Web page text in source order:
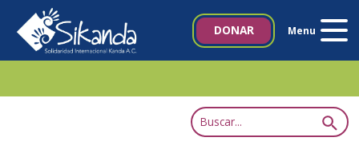
DONAR Menu
Inicio